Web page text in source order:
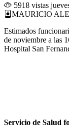
5918 vistas
MAURICIO
Estimados
de noviembre a las
Hospital San
Servicio de Salud